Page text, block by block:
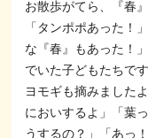
お散歩がてら、『春
「タンポポあった！
な『春』もあった！
でいた子どもたちで
ヨモギも摘みました
においするよ」「葉
うするの？」「あっ